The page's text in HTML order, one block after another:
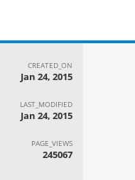
CREATED_ON
Jan 24, 2015
LAST_MODIFIED
Jan 24, 2015
PAGE_VIEWS
245067